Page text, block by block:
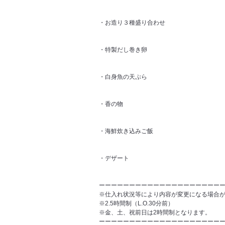
・お造り３種盛り合わせ
・特製だし巻き卵
・白身魚の天ぷら
・香の物
・海鮮炊き込みご飯
・デザート
ーーーーーーーーーーーーーーーーーーーー
※仕入れ状況等により内容が変更になる場合
※2.5時間制（L.O.30分前）
※金、土、祝前日は2時間制となります。
ーーーーーーーーーーーーーーーーーーーー